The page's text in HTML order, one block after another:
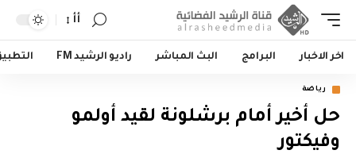
أأ
اخر الاخبار البرامج البث المباشر راديو الرشيد FM
رياضة
حل أخير أمام برشلونة لقيد أولمو
وفيكتور